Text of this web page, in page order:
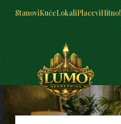
StanoviKućeLokaliPlaceviHitno!